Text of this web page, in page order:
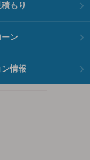
もり
ーン
情報